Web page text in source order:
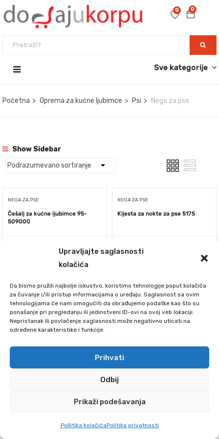
Upravljajte saglasnosti
kolačića
Da bismo pružili najbolje iskustvo, koristimo tehnologije poput kolačića
za čuvanje i/ili pristup informacijama o uređaju. Saglasnost sa ovim
tehnologijama će nam omogućiti da obrađujemo podatke kao što su
ponašanje pri pregledanju ili jedinstveni ID-ovi na ovoj veb lokaciji.
Nepristanak ili povlačenje saglasnosti može negativno uticati na
određene karakteristike i funkcije.
Prihvati
Odbij
Prikaži podešavanja
Pollitika kolačićaPolitika privatnosti
0
0
Sve kategorije
Početna Oprema za kućne ljubimce Psi Nega za pse
Show Sidebar
NEGA ZA PSE
Češalj za kućne ljubimce 95-
509000
NEGA ZA PSE
Kljesta za nokte za pse 5175
SEARCH CART MOJ NALOG